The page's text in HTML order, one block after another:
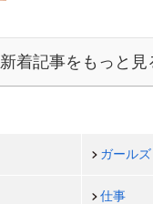
新着記事をもっと見
ガールズ
仕事